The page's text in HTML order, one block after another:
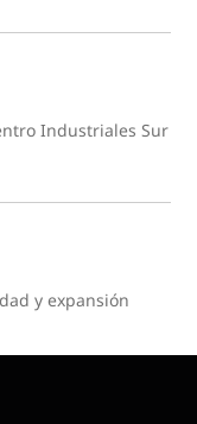
Industriales Sur
y expansión